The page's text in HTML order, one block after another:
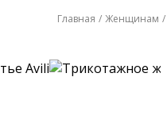
Главная Женщинам